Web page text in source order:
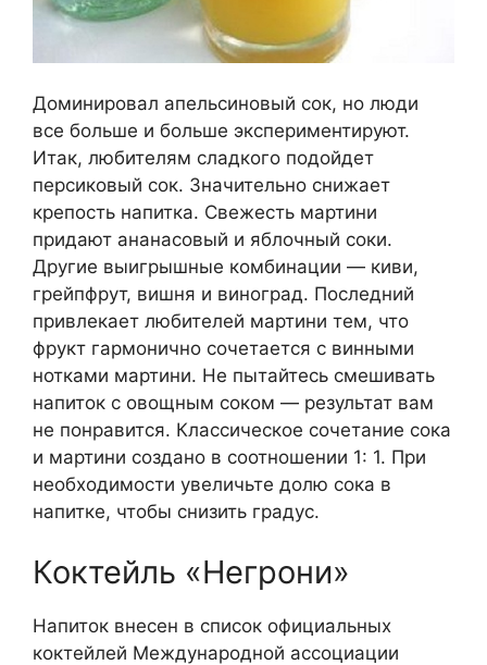
Доминировал апельсиновый сок, но люди
все больше и больше экспериментируют.
Итак, любителям сладкого подойдет
персиковый сок. Значительно снижает
крепость напитка. Свежесть мартини
придают ананасовый и яблочный соки.
Другие выигрышные комбинации — киви,
грейпфрут, вишня и виноград. Последний
привлекает любителей мартини тем, что
фрукт гармонично сочетается с винными
нотками мартини. Не пытайтесь смешивать
напиток с овощным соком — результат вам
не понравится. Классическое сочетание сока
и мартини создано в соотношении 1: 1. При
необходимости увеличьте долю сока в
напитке, чтобы снизить градус.
Коктейль «Негрони»
Напиток внесен в список официальных
коктейлей Международной ассоциации